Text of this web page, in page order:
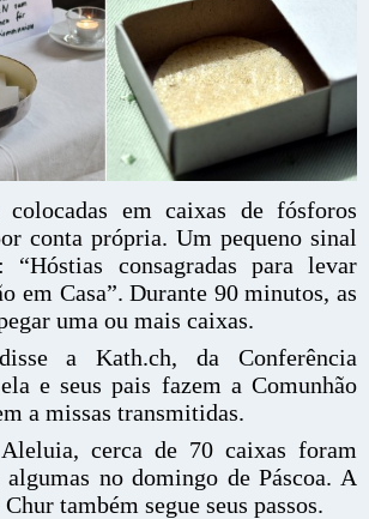
colocadas em caixas de fósforos
conta própria. Um pequeno sinal
“Hóstias consagradas para levar
em Casa”. Durante 90 minutos, as
uma ou mais caixas.
a Kath.ch, da Conferência
e seus pais fazem a Comunhão
a missas transmitidas.
cerca de 70 caixas foram
no domingo de Páscoa. A
também segue seus passos.